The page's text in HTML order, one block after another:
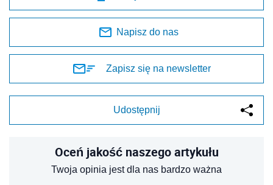
Napisz do nas
Zapisz się na newsletter
Udostępnij
Oceń jakość naszego artykułu
Twoja opinia jest dla nas bardzo ważna